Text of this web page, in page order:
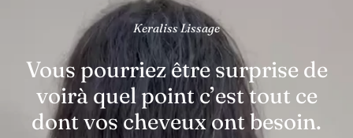
Keraliss Lissage
Vous pourriez être surprise de
voirà quel point c’est tout ce
dont vos cheveux ont besoin.